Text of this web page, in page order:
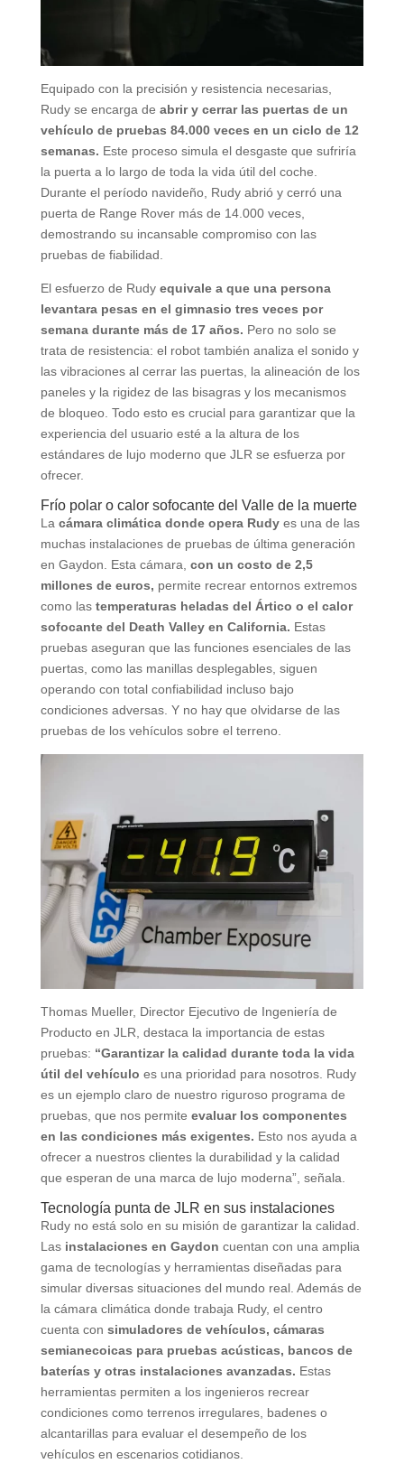
Equipado con la precisión y resistencia necesarias,
Rudy se encarga de abrir y cerrar las puertas de un
vehículo de pruebas 84.000 veces en un ciclo de 12
semanas. Este proceso simula el desgaste que sufriría
la puerta a lo largo de toda la vida útil del coche.
Durante el período navideño, Rudy abrió y cerró una
puerta de Range Rover más de 14.000 veces,
demostrando su incansable compromiso con las
pruebas de fiabilidad.
El esfuerzo de Rudy equivale a que una persona
levantara pesas en el gimnasio tres veces por
semana durante más de 17 años. Pero no solo se
trata de resistencia: el robot también analiza el sonido y
las vibraciones al cerrar las puertas, la alineación de los
paneles y la rigidez de las bisagras y los mecanismos
de bloqueo. Todo esto es crucial para garantizar que la
experiencia del usuario esté a la altura de los
estándares de lujo moderno que JLR se esfuerza por
ofrecer.
Frío polar o calor sofocante del Valle de la muerte
La cámara climática donde opera Rudyes una de las
muchas instalaciones de pruebas de última generación
en Gaydon. Esta cámara, con un costo de 2,5
millones de euros, permite recrear entornos extremos
como las temperaturas heladas del Ártico o el calor
sofocante del Death Valley en California. Estas
pruebas aseguran que las funciones esenciales de las
puertas, como las manillas desplegables, siguen
operando con total confiabilidad incluso bajo
condiciones adversas. Y no hay que olvidarse de las
pruebas de los vehículos sobre el terreno.
Thomas Mueller, Director Ejecutivo de Ingeniería de
Producto en JLR, destaca la importancia de estas
pruebas: “Garantizar la calidad durante toda la vida
útil del vehículo es una prioridad para nosotros. Rudy
es un ejemplo claro de nuestro riguroso programa de
pruebas, que nos permite evaluar los componentes
en las condiciones más exigentes. Esto nos ayuda a
ofrecer a nuestros clientes la durabilidad y la calidad
que esperan de una marca de lujo moderna”, señala.
Tecnología punta de JLR en sus instalaciones
Rudy no está solo en su misión de garantizar la calidad.
Las instalaciones en Gaydon cuentan con una amplia
gama de tecnologías y herramientas diseñadas para
simular diversas situaciones del mundo real. Además de
la cámara climática donde trabaja Rudy, el centro
cuenta con simuladores de vehículos, cámaras
semianecoicas para pruebas acústicas, bancos de
baterías y otras instalaciones avanzadas. Estas
herramientas permiten a los ingenieros recrear
condiciones como terrenos irregulares, badenes o
alcantarillas para evaluar el desempeño de los
vehículos en escenarios cotidianos.